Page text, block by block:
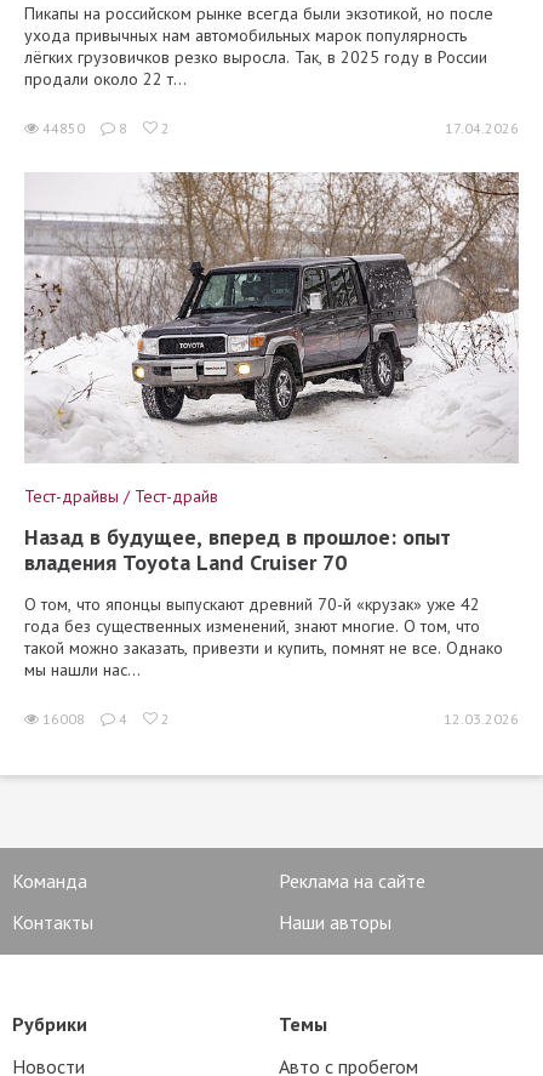
Пикапы на российском рынке всегда были экзотикой, но после
ухода привычных нам автомобильных марок популярность
лёгких грузовичков резко выросла. Так, в 2025 году в России
продали около 22 т...
44850 8 2 17.04.2026
Тест-драйвы / Тест-драйв
Назад в будущее, вперед в прошлое: опыт
владения Toyota Land Cruiser 70
О том, что японцы выпускают древний 70-й «крузак» уже 42
года без существенных изменений, знают многие. О том, что
такой можно заказать, привезти и купить, помнят не все. Однако
мы нашли нас...
16008 4 2 12.03.2026
Команда
Реклама на сайте
Контакты
Наши авторы
Рубрики
Новости
Темы
Авто с пробегом